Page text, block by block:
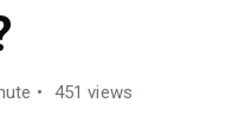
451 views